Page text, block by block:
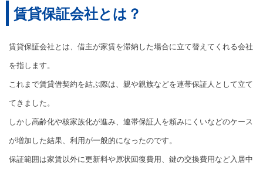
賃貸保証会社とは？
賃貸保証会社とは、借主が家賃を滞納した場合に立て替えてくれる会社
を指します。
これまで賃貸借契約を結ぶ際は、親や親族などを連帯保証人として立て
てきました。
しかし高齢化や核家族化が進み、連帯保証人を頼みにくいなどのケース
が増加した結果、利用が一般的になったのです。
保証範囲は家賃以外に更新料や原状回復費用、鍵の交換費用など入居中